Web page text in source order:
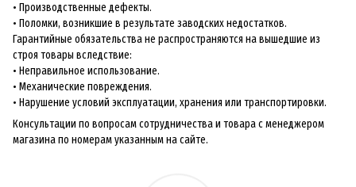
• Производственные дефекты.
• Поломки, возникшие в результате заводских недостатков.
Гарантийные обязательства не распространяются на вышедшие из
строя товары вследствие:
• Неправильное использование.
• Механические повреждения.
• Нарушение условий эксплуатации, хранения или транспортировки.
Консультации по вопросам сотрудничества и товара с менеджером
магазина по номерам указанным на сайте.